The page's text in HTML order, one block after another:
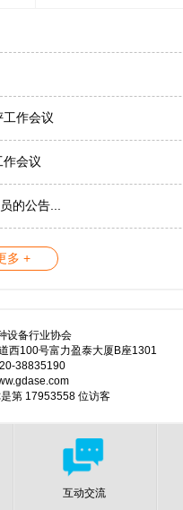
作会议
会议
的公告...
多 +
设备行业协会
西100号富力盈泰大厦B座1301
38835190
第 17953558 位访客
互动交流